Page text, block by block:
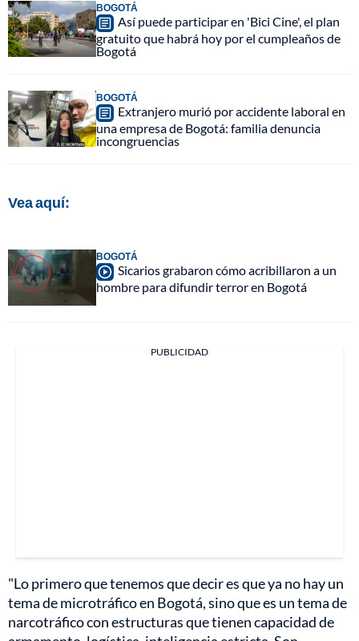
BOGOTÁ
Así puede participar en 'Bici Cine', el plan
gratuito que habrá hoy por el cumpleaños de
Bogotá
BOGOTÁ
Extranjero murió por accidente laboral en
una empresa de Bogotá: familia denuncia
incongruencias
Vea aquí:
BOGOTÁ
Sicarios grabaron cómo acribillaron a un
hombre para difundir terror en Bogotá
PUBLICIDAD
"Lo primero que tenemos que decir es que ya no hay un
tema de microtráfico en Bogotá, sino que es un tema de
narcotráfico con estructuras que tienen capacidad de